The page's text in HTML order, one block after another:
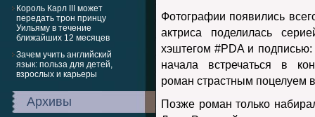
Король Карл III может
передать трон принцу
Уильяму в течение
ближайших 12 месяцев
Зачем учить английский
язык: польза для детей,
взрослых и карьеры
Архивы
Фотографии появились
актриса поделилась
хэштегом #PDA и
начала встречаться в
роман страстным поцелуем
Позже роман только